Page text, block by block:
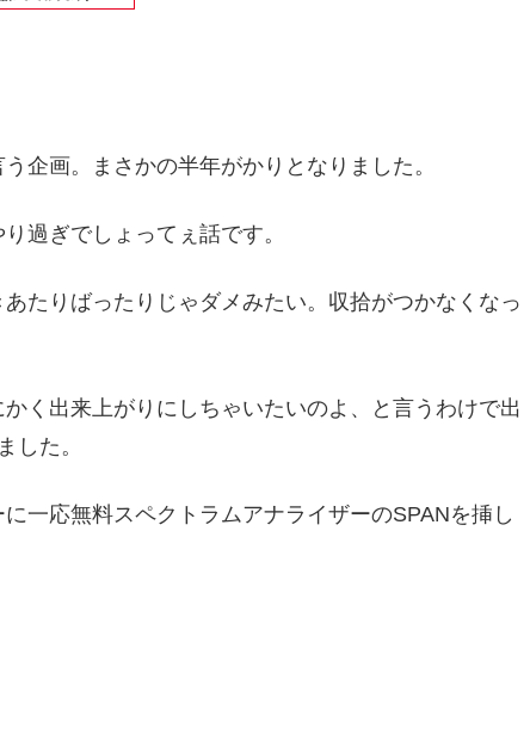
企画。まさかの半年がかりとなりました。
過ぎでしょってぇ話です。
たりばったりじゃダメみたい。収拾がつかなくなっ
く出来上がりにしちゃいたいのよ、と言うわけで出
した。
一応無料スペクトラムアナライザーのSPANを挿し